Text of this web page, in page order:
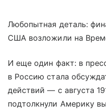
Любопытная деталь:
США возложили на
И еще один факт: в
в Россию стала
действий — с августа
подтолкнули Америку